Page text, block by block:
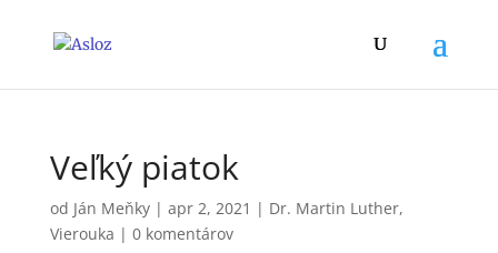
Veľký piatok
od Ján Meňky| apr 2, 2021 | Dr. Martin Luther,
Vierouka | 0 komentárov